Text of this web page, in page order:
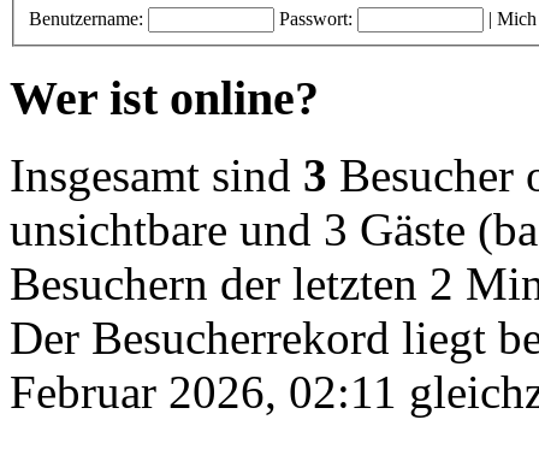
Benutzername: Passwort: | Mich
Wer ist online?
Insgesamt sind 3 Besucher
unsichtbare und 3 Gäste
Besuchern der letzten 2
Der Besucherrekord liegt
Februar 2026, 02:11